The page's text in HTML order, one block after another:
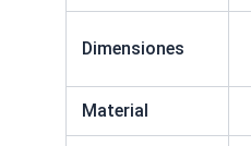
Dimensiones
Material